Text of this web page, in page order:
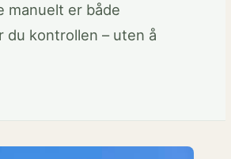
manuelt er både
du kontrollen – uten å